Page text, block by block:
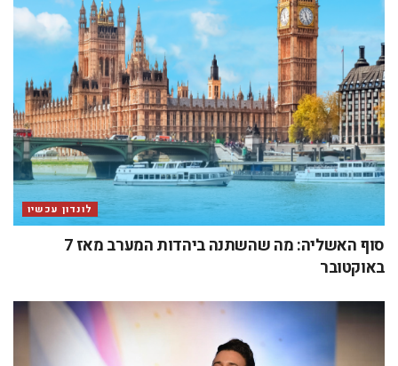
לונדון עכשיו
סוף האשליה: מה שהשתנה ביהדות המערב מאז 7
באוקטובר